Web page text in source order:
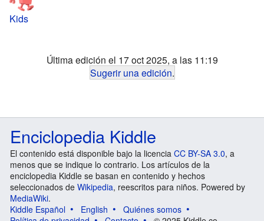
Kids
Última edición el 17 oct 2025, a las 11:19
Sugerir una edición.
Enciclopedia Kiddle
El contenido está disponible bajo la licencia CC BY-SA 3.0, a
menos que se indique lo contrario. Los artículos de la
enciclopedia Kiddle se basan en contenido y hechos
seleccionados de Wikipedia, reescritos para niños. Powered by
MediaWiki.
Kiddle Español
English
Quiénes somos